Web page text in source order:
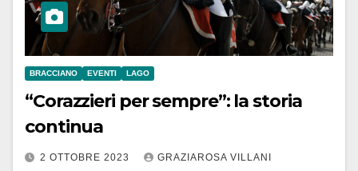
BRACCIANO EVENTI LAGO
“Corazzieri per sempre”: la storia
continua
2 OTTOBRE 2023 GRAZIAROSA VILLANI